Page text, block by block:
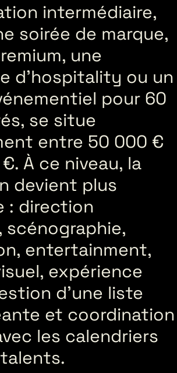
intermédiaire,
soirée de marque,
une
d’hospitality ou un
pour 60
se situe
entre 50 000 €
À ce niveau, la
devient plus
: direction
entertainment,
expérience
d’une liste
et coordination
les calendriers